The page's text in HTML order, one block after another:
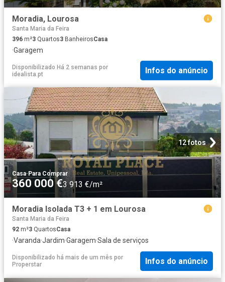
Moradia, Lourosa
Santa Maria da Feira
396 m²3 Quartos3 BanheirosCasa
·Garagem
Disponibilizado Há 2 semanas por
idealista.pt
Infos do anúncio
12 fotos
Casa· Para Comprar
360 000 €3 913 €/m²
Moradia Isolada T3 + 1 em Lourosa
Santa Maria da Feira
92 m²3 QuartosCasa
·Varanda·Jardim·Garagem·Sala de serviços
Disponibilizado há mais de um mês por
Properstar
Infos do anúncio